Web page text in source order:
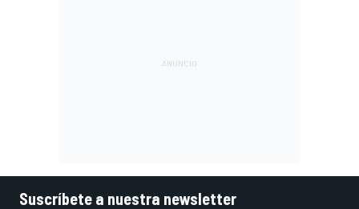
Suscríbete a nuestra newsletter